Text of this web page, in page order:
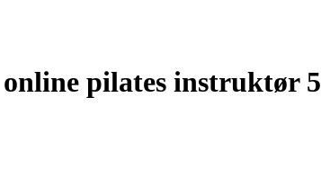
pilates instruktør 5